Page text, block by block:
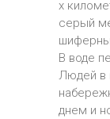
х
серый
В воде
Людей в
днем и